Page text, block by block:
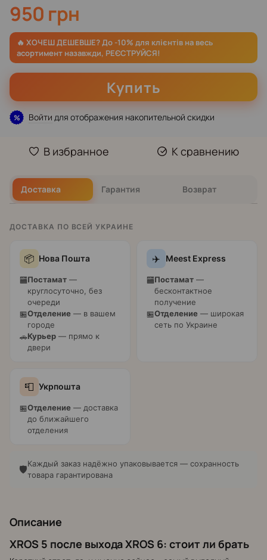
950 грн
Купить
% Войти для отображения накопительной скидки
В избранное К сравнению
Доставка Гарантия Возврат
ДОСТАВКА ПО ВСЕЙ УКРАИНЕ
📦 Нова Пошта
🏧Постамат —
круглосуточно, без
очереди
🏪Отделение — в вашем
городе
🚗Курьер — прямо к
двери
✈️ Meest Express
🏧Постамат —
бесконтактное
получение
🏪Отделение — широкая
сеть по Украине
📮 Укрпошта
🏪Отделение — доставка
до ближайшего
отделения
🛡️Каждый заказ надёжно упаковывается — сохранность
товара гарантирована
Описание
XROS 5 после выхода XROS 6: стоит ли брать